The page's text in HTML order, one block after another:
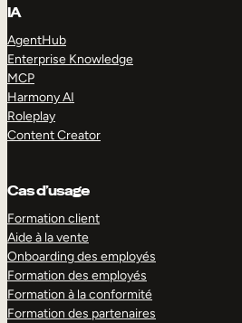
IA
AgentHub
Enterprise Knowledge
MCP
Harmony AI
Roleplay
Content Creator
Cas d’usage
Formation client
Aide à la vente
Onboarding des employés
Formation des employés
Formation à la conformité
Formation des partenaires